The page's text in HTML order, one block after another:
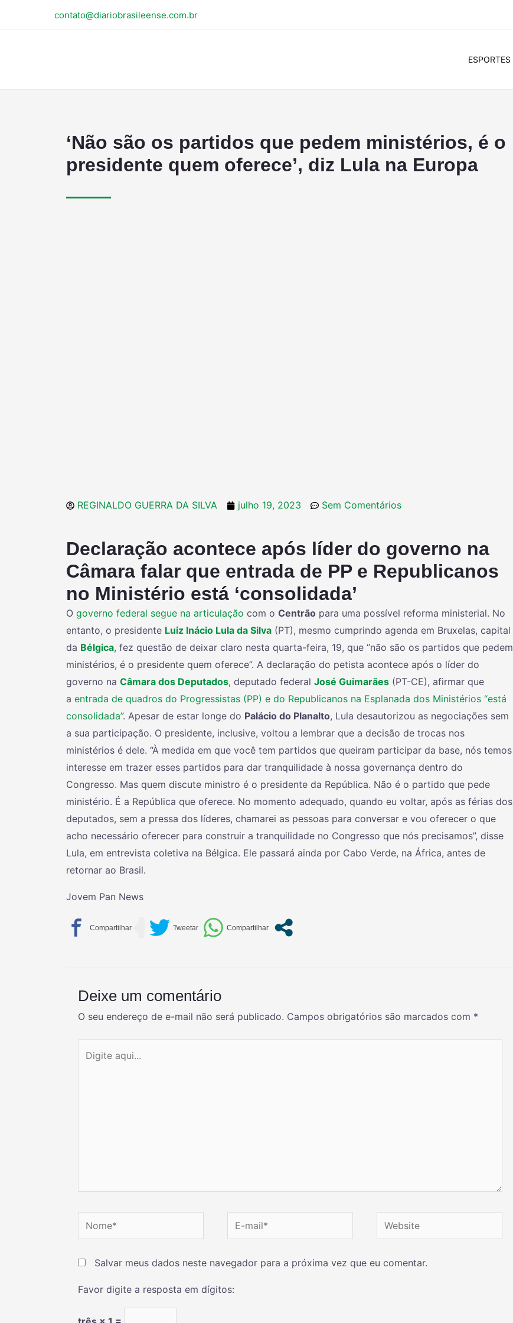
contato@diariobrasileense.com.br
ESPORTES
‘Não são os partidos que pedem ministérios, é o
presidente quem oferece’, diz Lula na Europa
REGINALDO GUERRA DA SILVA julho 19, 2023 Sem Comentários
Declaração acontece após líder do governo na
Câmara falar que entrada de PP e Republicanos
no Ministério está ‘consolidada’
O governo federal segue na articulação com o Centrão para uma possível reforma ministerial. No
entanto, o presidente Luiz Inácio Lula da Silva (PT), mesmo cumprindo agenda em Bruxelas, capital
da Bélgica, fez questão de deixar claro nesta quarta-feira, 19, que “não são os partidos que pedem
ministérios, é o presidente quem oferece”. A declaração do petista acontece após o líder do
governo na Câmara dos Deputados, deputado federal José Guimarães (PT-CE), afirmar que
a entrada de quadros do Progressistas (PP) e do Republicanos na Esplanada dos Ministérios “está
consolidada”. Apesar de estar longe do Palácio do Planalto, Lula desautorizou as negociações sem
a sua participação. O presidente, inclusive, voltou a lembrar que a decisão de trocas nos
ministérios é dele. “À medida em que você tem partidos que queiram participar da base, nós temos
interesse em trazer esses partidos para dar tranquilidade à nossa governança dentro do
Congresso. Mas quem discute ministro é o presidente da República. Não é o partido que pede
ministério. É a República que oferece. No momento adequado, quando eu voltar, após as férias dos
deputados, sem a pressa dos líderes, chamarei as pessoas para conversar e vou oferecer o que
acho necessário oferecer para construir a tranquilidade no Congresso que nós precisamos”, disse
Lula, em entrevista coletiva na Bélgica. Ele passará ainda por Cabo Verde, na África, antes de
retornar ao Brasil.
Jovem Pan News
Deixe um comentário
O seu endereço de e-mail não será publicado. Campos obrigatórios são marcados com *
Salvar meus dados neste navegador para a próxima vez que eu comentar.
Favor digite a resposta em dígitos: